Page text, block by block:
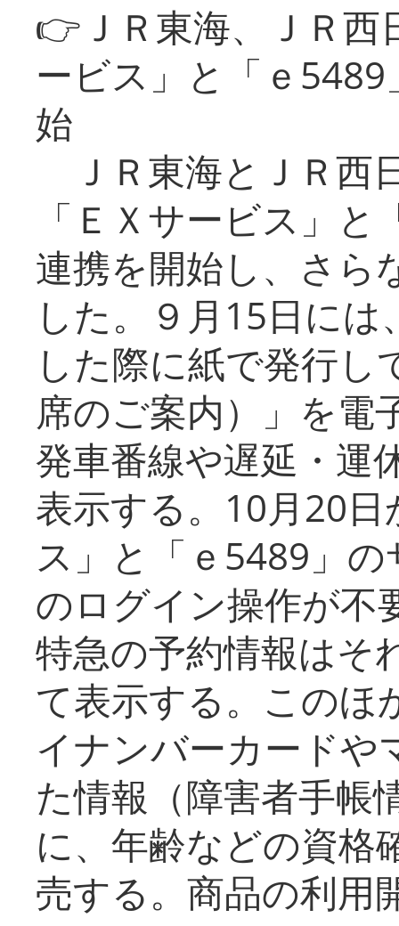
👉ＪＲ東海、ＪＲ
ービス」と「ｅ
始
ＪＲ東海とＪＲ西
「ＥＸサービス」
連携を開始し、さら
した。９月15日に
した際に紙で発行し
席のご案内）」を電
発車番線や遅延・運
表示する。10月20
ス」と「ｅ5489」
のログイン操作が不
特急の予約情報はそ
て表示する。このほ
イナンバーカードや
た情報（障害者手帳
に、年齢などの資格
売する。商品の利用